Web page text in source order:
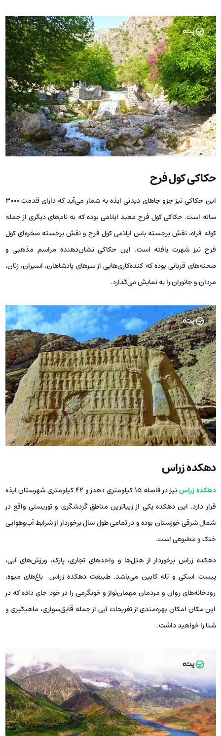
حکاکی کول فرح
این حکاکی نیز جزو جاهای دیدنی ایذه به شمار می‌آید که دارای قدمت 3000
ساله است. حکاکی کول فرح معبد ایلامی بوده که به نام‌های دیگری از جمله
کوله فراه، نقش برجسته باس ایلامی کول فرح و نقش برجسته صخره‌ای کول
فرح نیز شهرت یافته است. این حکاکی نشان‌دهنده مراسم مذهبی و
صحنه‌های قربانی بوده که کنده‌کاری‌هایی از سرهای پادشاهان، اسیران، زنان،
مردان و جانوران را به نمایش می‌گذارد.
دهکده زراس
دهکده زراس
نیز در فاصله 15 کیلومتری دهدز و 42 کیلومتری شهرستان ایذه
قرار دارد. این دهکده یکی از زیباترین مناطق گردشگری و توریستی واقع در
شمال شرقی خوزستان بوده و در تمامی طول سال برخوردار از شرایط آب‌وهوایی
خنک و مطبوعی است.
دهکده زراس برخوردار از هتل‌ها و واحدهای تجاری، پارک، ورزش‌های آبی،
پیست اسکی و تله کابین می‌باشد. طبیعت دهکده زراس باغ‌های میوه،
رودخانه‌های روان و مردمان مهمان‌نواز و خونگرمی را در خود جای داده که در
این مکان امکان بهره‌مندی از تفریحات آبی از جمله قایق‌سواری، ماهیگیری و
شنا را خواهید داشت.